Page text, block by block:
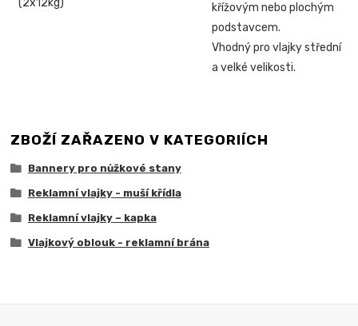
křížovým nebo plochým
podstavcem.
Vhodný pro vlajky střední
a velké velikosti.
ZBOŽÍ ZAŘAZENO V KATEGORIÍCH
Bannery pro nůžkové stany
Reklamní vlajky - muší křídla
Reklamní vlajky – kapka
Vlajkový oblouk - reklamní brána